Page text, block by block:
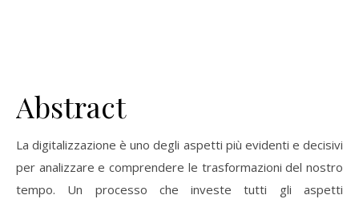
Abstract
La digitalizzazione è uno degli aspetti più evidenti e decisivi
per analizzare e comprendere le trasformazioni del nostro
tempo. Un processo che investe tutti gli aspetti